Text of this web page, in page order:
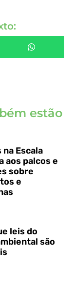
estão
na Escala
aos palcos e
sobre
e
leis do
são